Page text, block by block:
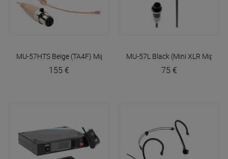
MU-57HTS Beige (TA4F) Mipro
155 €
MU-57L Black (Mini XLR Mipro)
75 €